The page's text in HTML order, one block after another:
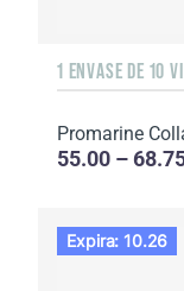
1 ENVASE DE 10
55.00 –
Expira: 10.26